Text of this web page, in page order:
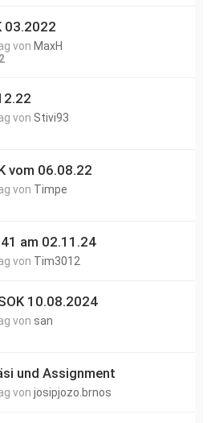
03.2022
von MaxH
von Stivi93
vom 06.08.22
von Timpe
am 02.11.24
von Tim3012
10.08.2024
von san
und Assignment
von josipjozo.brnos